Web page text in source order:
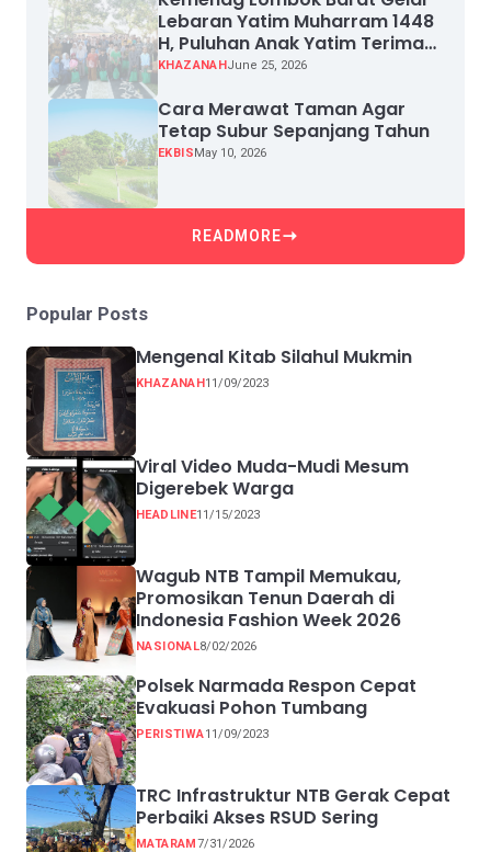
Lebaran Yatim Muharram 1448
H, Puluhan Anak Yatim Terima
Santunan
KHAZANAHJune 25, 2026
Cara Merawat Taman Agar
Tetap Subur Sepanjang Tahun
EKBISMay 10, 2026
READMORE
Popular Posts
Mengenal Kitab Silahul Mukmin
KHAZANAH11/09/2023
Viral Video Muda-Mudi Mesum
Digerebek Warga
HEADLINE11/15/2023
Wagub NTB Tampil Memukau,
Promosikan Tenun Daerah di
Indonesia Fashion Week 2026
NASIONAL8/02/2026
Polsek Narmada Respon Cepat
Evakuasi Pohon Tumbang
PERISTIWA11/09/2023
TRC Infrastruktur NTB Gerak Cepat
Perbaiki Akses RSUD Sering
MATARAM7/31/2026